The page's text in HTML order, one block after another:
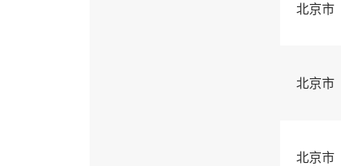
北京市
北京市
北京市